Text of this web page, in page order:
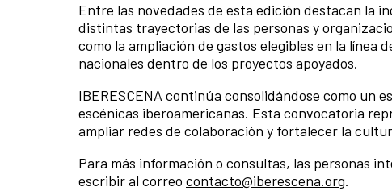
Entre las novedades de esta edición destacan la
distintas trayectorias de las personas y
como la ampliación de gastos elegibles en la
nacionales dentro de los proyectos apoyados.
IBERESCENA continúa consolidándose como un
escénicas iberoamericanas. Esta convocatoria
ampliar redes de colaboración y fortalecer la
Para más información o consultas, las personas
escribir al correo contacto@iberescena.org.